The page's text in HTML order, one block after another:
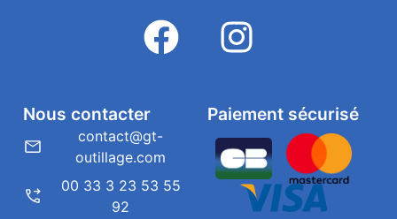
Paiement sécurisé
Nous contacter
contact@gt-
outillage.com
00 33 3 23 53 55
92